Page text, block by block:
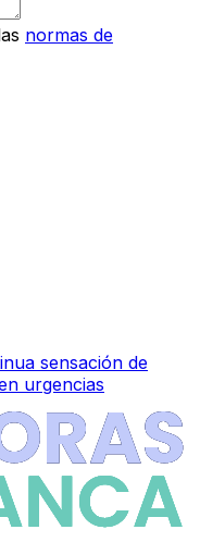
normas de
sensación de
urgencias